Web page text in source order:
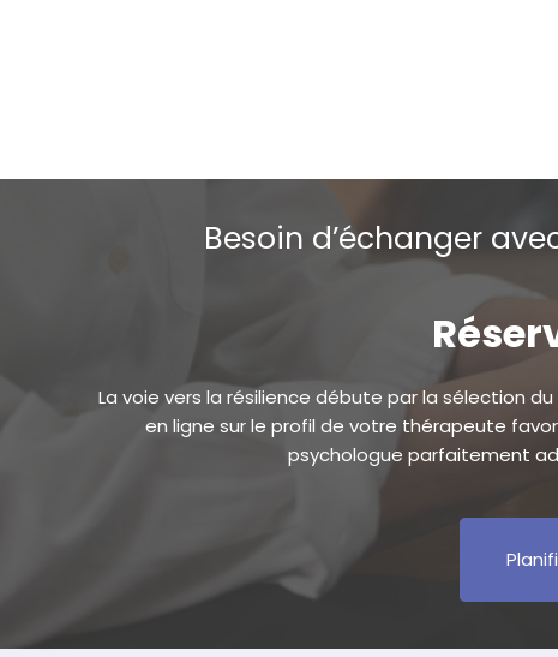
Besoin d’échanger
La voie vers la résilience débute par la sélection
en ligne sur le profil de votre thérapeute
psychologue parfaitement